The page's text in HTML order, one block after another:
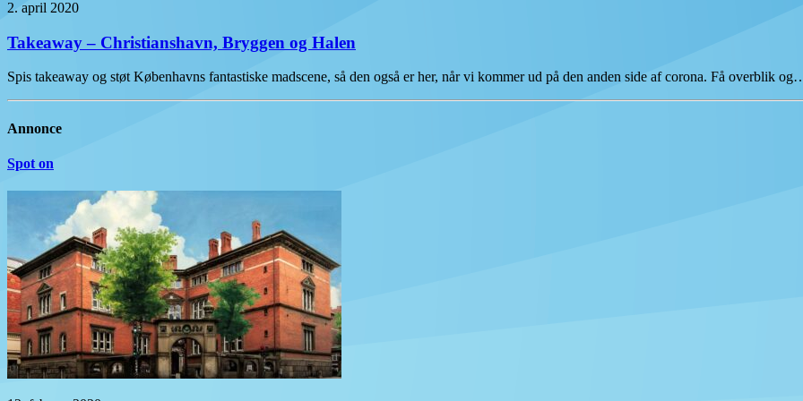
2. april 2020
Takeaway – Christianshavn, Bryggen og Halen
Spis takeaway og støt Københavns fantastiske madscene, så den også er her, når vi kommer ud på den anden side af corona. Få overblik
Annonce
Spot on